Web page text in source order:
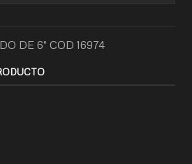
DE 6" COD 16974